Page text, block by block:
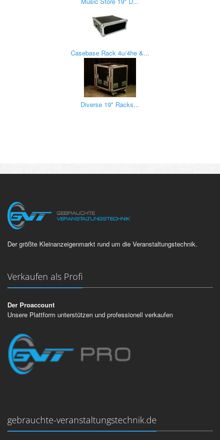
Casebase Rack 4u/4he &...
Diverse 19" Racks...
Der größte Kleinanzeigenmarkt rund um die Veranstaltungstechnik.
Verkaufen als Profi
Der Proaccount
Unsere Plattform unterstützen und professionell verkaufen
gebrauchte-veranstaltungstechnik.de